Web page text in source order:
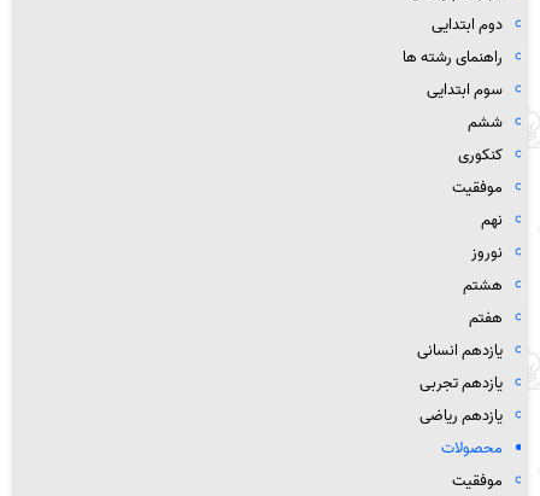
دوم ابتدایی
راهنمای رشته ها
سوم ابتدایی
ششم
کنکوری
موفقیت
نهم
نوروز
هشتم
هفتم
یازدهم انسانی
یازدهم تجربی
یازدهم ریاضی
محصولات
موفقیت